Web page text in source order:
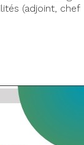
(adjoint, chef